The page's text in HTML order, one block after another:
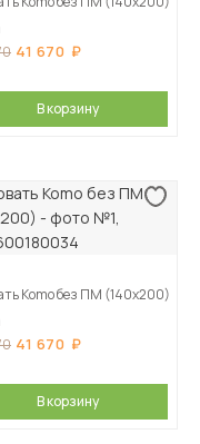
41 670
В корзину
Komo без ПМ (140х200)
41 670
В корзину